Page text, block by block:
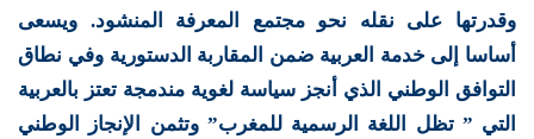
وقدرتها على نقله نحو مجتمع المعرفة المنشود. ويسعى
أساسا إلى خدمة العربية ضمن المقاربة الدستورية وفي نطاق
التوافق الوطني الذي أنجز سياسة لغوية مندمجة تعتز بالعربية
التي ” تظل اللغة الرسمية للمغرب” وتثمن الإنجاز الوطني